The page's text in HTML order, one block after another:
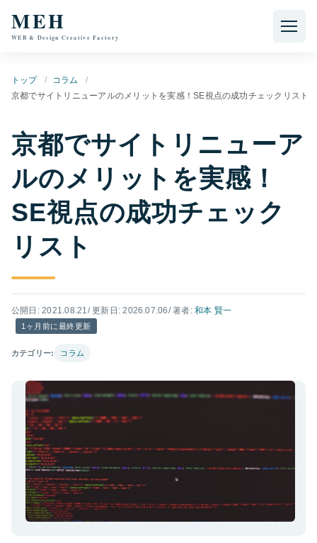
MEH
WEB & Design Creative Factory
トップ
コラム
京都でサイトリニューアルのメリットを実感！SE視点の成功チェックリスト
京都でサイトリニューア
ルのメリットを実感！
SE視点の成功チェック
リスト
公開日: 2021.08.21/ 更新日: 2026.07.06/ 著者:和本 賢一
1ヶ月前に最終更新
カテゴリー: コラム